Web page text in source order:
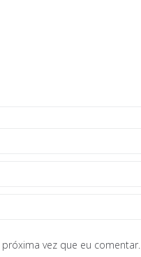
vez que eu comentar.